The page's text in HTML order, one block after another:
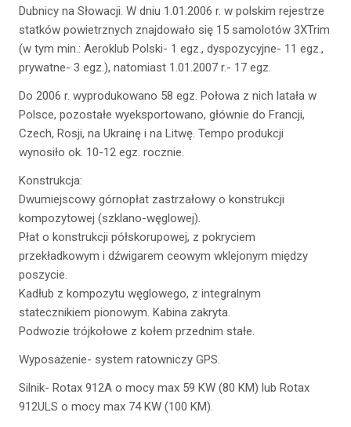
Dubnicy na Słowacji. W dniu 1.01.2006 r. w polskim rejestrze
statków powietrznych znajdowało się 15 samolotów 3XTrim
(w tym min.: Aeroklub Polski- 1 egz., dyspozycyjne- 11 egz.,
prywatne- 3 egz.), natomiast 1.01.2007 r.- 17 egz.
Do 2006 r. wyprodukowano 58 egz. Połowa z nich latała w
Polsce, pozostałe wyeksportowano, głównie do Francji,
Czech, Rosji, na Ukrainę i na Litwę. Tempo produkcji
wynosiło ok. 10-12 egz. rocznie.
Konstrukcja:
Dwumiejscowy górnopłat zastrzałowy o konstrukcji
kompozytowej (szklano-węglowej).
Płat o konstrukcji półskorupowej, z pokryciem
przekładkowym i dźwigarem ceowym wklejonym między
poszycie.
Kadłub z kompozytu węglowego, z integralnym
statecznikiem pionowym. Kabina zakryta.
Podwozie trójkołowe z kołem przednim stałe.
Wyposażenie- system ratowniczy GPS.
Silnik- Rotax 912A o mocy max 59 KW (80 KM) lub Rotax
912ULS o mocy max 74 KW (100 KM).